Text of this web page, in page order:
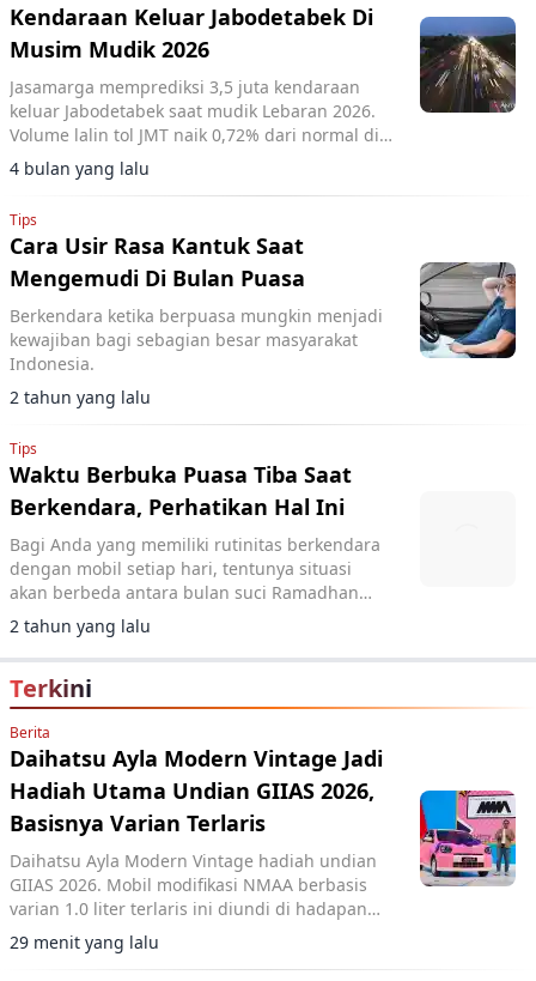
Kendaraan Keluar Jabodetabek Di
Musim Mudik 2026
Jasamarga memprediksi 3,5 juta kendaraan
keluar Jabodetabek saat mudik Lebaran 2026.
Volume lalin tol JMT naik 0,72% dari normal di
GT Cengkareng, Cikupa, Ciawi.
4 bulan yang lalu
Tips
Cara Usir Rasa Kantuk Saat
Mengemudi Di Bulan Puasa
Berkendara ketika berpuasa mungkin menjadi
kewajiban bagi sebagian besar masyarakat
Indonesia.
2 tahun yang lalu
Tips
Waktu Berbuka Puasa Tiba Saat
Berkendara, Perhatikan Hal Ini
Bagi Anda yang memiliki rutinitas berkendara
dengan mobil setiap hari, tentunya situasi
akan berbeda antara bulan suci Ramadhan
dengan bulan-bulan biasanya.
2 tahun yang lalu
Terkini
Berita
Daihatsu Ayla Modern Vintage Jadi
Hadiah Utama Undian GIIAS 2026,
Basisnya Varian Terlaris
Daihatsu Ayla Modern Vintage hadiah undian
GIIAS 2026. Mobil modifikasi NMAA berbasis
varian 1.0 liter terlaris ini diundi di hadapan
pengunjung dan dimenangkan konsumen dari
Lampung.
29 menit yang lalu